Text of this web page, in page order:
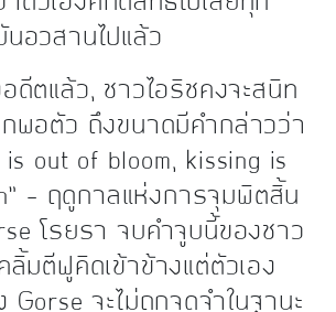
นอวสานไปแล้ว
ตแล้ว, ชาวไอริชคงจะสนิท
พอตัว ถึงขนาดมีคำกล่าวว่า
is out of bloom, kissing is
– ฤดูกาลแห่งการจุมพิตสิ้น
โรยรา จบคำจูบนี้ของชาว
ลิ้มตีฟูคิดเข้าข้างแต่ตัวเอง
Gorse จะไม่ถูกจดจำในฐานะ